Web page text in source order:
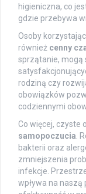
higieniczna, co
gdzie przebywa
Osoby
również cenny
sprzątanie, mogą
rodziną czy
obowiązków
codziennymi
Co więcej, czyste
samopoczucia .
bakterii oraz
zmniejszenia
infekcje.
wpływa na naszą